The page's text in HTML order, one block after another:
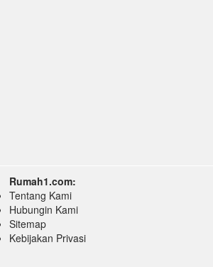
Rumah1.com:
Tentang Kami
Hubungin Kami
Sitemap
Kebijakan Privasi